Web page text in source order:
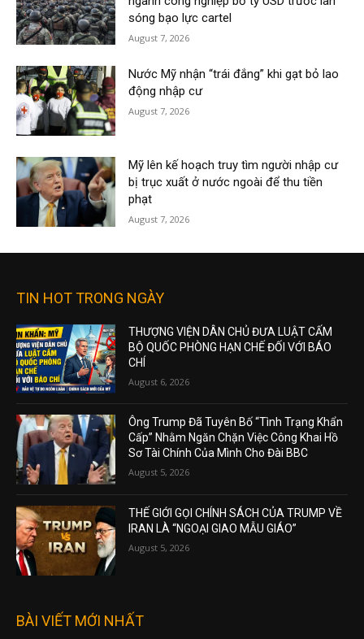
sóng bạo lực cartel
August 7, 2026
Nước Mỹ nhận “trái đắng” khi gạt bỏ lao
động nhập cư
August 7, 2026
Mỹ lên kế hoạch truy tìm người nhập cư
bị trục xuất ở nước ngoài để thu tiền
phạt
August 7, 2026
TIN HOT TRONG NGÀY
THƯỢNG VIỆN DÂN CHỦ ĐƯA LUẬT CẤM
BỘ QUỐC PHÒNG HẠN CHẾ ĐỐI VỚI BÁO
CHÍ
August 6, 2026
Ông Trump Đã Tuyên Bố “Tình Trạng Khẩn
Cấp” Nhằm Ngăn Chặn Việc Công Khai Hồ
Sơ Tài Chính Của Mình Cho Đài BBC
August 5, 2026
THẾ GIỚI GỌI CHÍNH SÁCH CỦA TRUMP VỀ
IRAN LÀ “NGOẠI GIAO MẪU GIÁO”
August 5, 2026
BÀI VIẾT MỚI NHẤT